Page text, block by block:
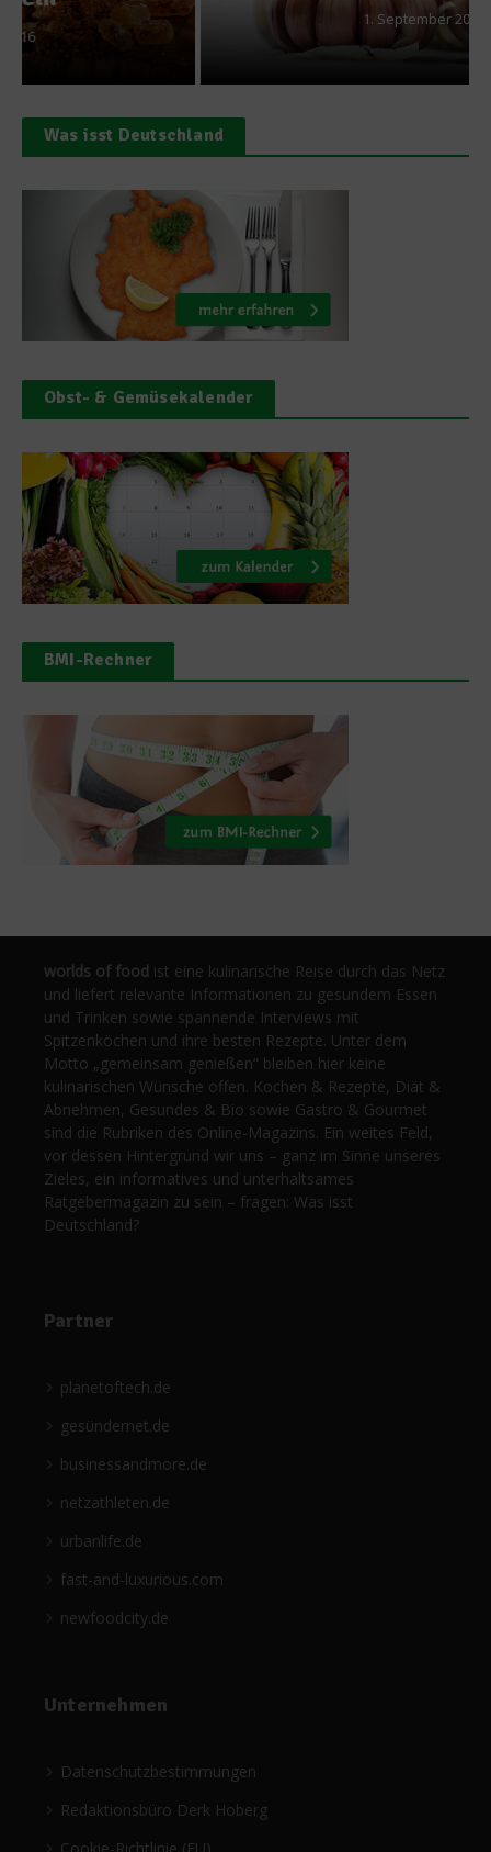
1. September 2021
Was isst Deutschland
Obst- & Gemüsekalender
BMI-Rechner
worlds of food ist eine kulinarische Reise durch das Netz
und liefert relevante Informationen zu gesundem Essen
und Trinken sowie spannende Interviews mit
Spitzenköchen und ihre besten Rezepte. Unter dem
Motto „gemeinsam genießen“ bleiben hier keine
kulinarischen Wünsche offen. Kochen & Rezepte, Diät &
Abnehmen, Gesundes & Bio sowie Gastro & Gourmet
sind die Rubriken des Online-Magazins. Ein weites Feld,
vor dessen Hintergrund wir uns – ganz im Sinne unseres
Zieles, ein informatives und unterhaltsames
Ratgebermagazin zu sein – fragen: Was isst
Deutschland?
Partner
planetoftech.de
gesündernet.de
businessandmore.de
netzathleten.de
urbanlife.de
fast-and-luxurious.com
newfoodcity.de
Unternehmen
Datenschutzbestimmungen
Redaktionsbüro Derk Hoberg